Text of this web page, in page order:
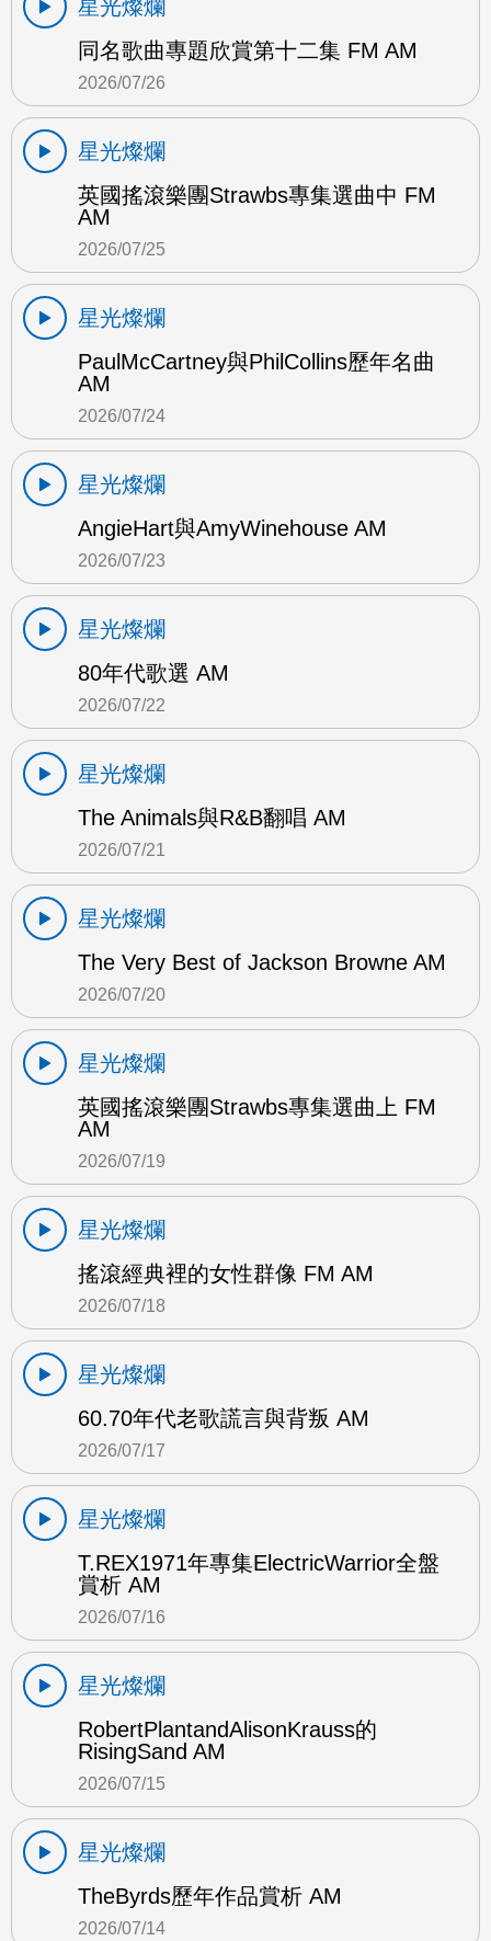
星光燦爛
同名歌曲專題欣賞第十二集 FM AM
2026/07/26
星光燦爛
英國搖滾樂團Strawbs專集選曲中 FM
AM
2026/07/25
星光燦爛
PaulMcCartney與PhilCollins歷年名曲
AM
2026/07/24
星光燦爛
AngieHart與AmyWinehouse AM
2026/07/23
星光燦爛
80年代歌選 AM
2026/07/22
星光燦爛
The Animals與R&B翻唱 AM
2026/07/21
星光燦爛
The Very Best of Jackson Browne AM
2026/07/20
星光燦爛
英國搖滾樂團Strawbs專集選曲上 FM
AM
2026/07/19
星光燦爛
搖滾經典裡的女性群像 FM AM
2026/07/18
星光燦爛
60.70年代老歌謊言與背叛 AM
2026/07/17
星光燦爛
T.REX1971年專集ElectricWarrior全盤
賞析 AM
2026/07/16
星光燦爛
RobertPlantandAlisonKrauss的
RisingSand AM
2026/07/15
星光燦爛
TheByrds歷年作品賞析 AM
2026/07/14